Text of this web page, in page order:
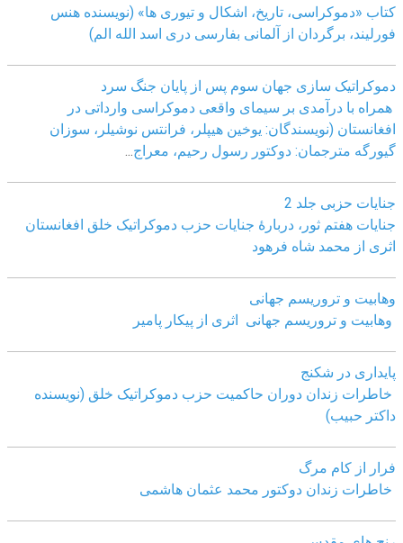
کتاب «دموکراسی، تاريخ، اشکال و تيوری ها» (نويسنده هنس
فورليند، برگردان از آلمانی بفارسی دری اسد الله الم)
دموکراتیک سازی جهان سوم پس از پایان جنگ سرد
همراه با درآمدی بر سیمای واقعی دموکراسی وارداتی در
افغانستان (نویسندگان: یوخین هیپلر، فرانتس نوشیلر، سوزان
گیورگه مترجمان: دوکتور رسول رحیم، معراج
جنایات حزبی جلد 2
جنایات هفتم ثور، دربارۀ جنایات حزب دموکراتیک خلق افغانستان
اثری از محمد شاه فرهود
وهابیت و تروریسم جهانی
وهابیت و تروریسم جهانی اثری از پیکار پامیر
پایداری در شکنج
خاطرات زندان دوران حاکمیت حزب دموکراتیک خلق (نویسنده
داکتر حبیب)
فرار از کام مرگ
خاطرات زندان دوکتور محمد عثمان هاشمی